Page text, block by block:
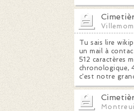
Tu sais lire
un mail à
512 caractères
chronologique,
c'est notre